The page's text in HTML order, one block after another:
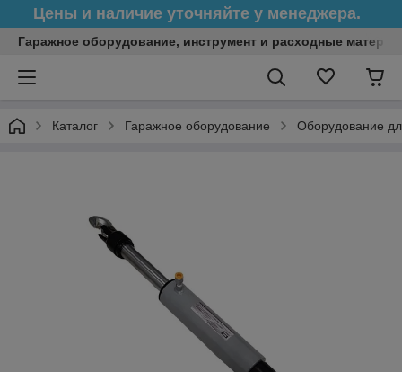
Цены и наличие уточняйте у менеджера.
Гаражное оборудование, инструмент и расходные
Каталог Гаражное оборудование Оборудование